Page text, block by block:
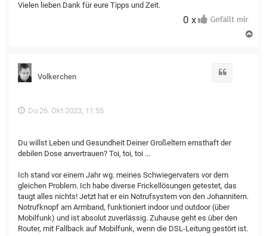
Vielen lieben Dank für eure Tipps und Zeit.
0 x
Volkerchen
Do 26. Okt 2023, 11:55
Du willst Leben und Gesundheit Deiner Großeltern ernsthaft der
debilen Dose anvertrauen? Toi, toi, toi ...
Ich stand vor einem Jahr wg. meines Schwiegervaters vor dem
gleichen Problem. Ich habe diverse Frickellösungen getestet, das
taugt alles nichts! Jetzt hat er ein Notrufsystem von den Johannitern.
Notrufknopf am Armband, funktioniert indoor und outdoor (über
Mobilfunk) und ist absolut zuverlässig. Zuhause geht es über den
Router, mit Fallback auf Mobilfunk, wenn die DSL-Leitung gestört ist.